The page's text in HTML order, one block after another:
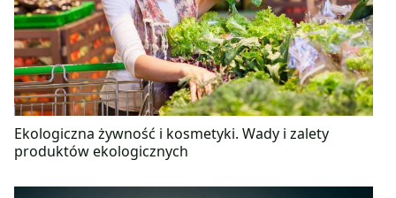
Ekologiczna żywność i kosmetyki. Wady i zalety
produktów ekologicznych